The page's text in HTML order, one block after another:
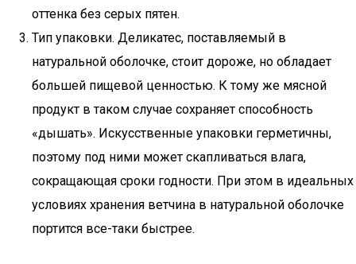
оттенка без серых пятен.
Тип упаковки. Деликатес, поставляемый в
натуральной оболочке, стоит дороже, но обладает
большей пищевой ценностью. К тому же мясной
продукт в таком случае сохраняет способность
«дышать». Искусственные упаковки герметичны,
поэтому под ними может скапливаться влага,
сокращающая сроки годности. При этом в идеальных
условиях хранения ветчина в натуральной оболочке
портится все-таки быстрее.